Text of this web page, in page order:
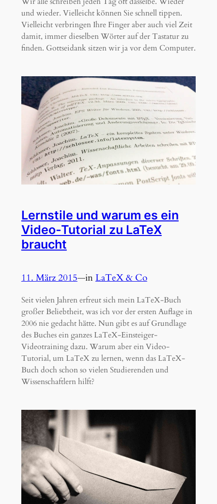
und wieder. Vielleicht können Sie schnell tippen.
Vielleicht verbringen Ihre Finger aber auch viel Zeit
damit, immer dieselben Wörter auf der Tastatur zu
finden. Gottseidank sitzen wir ja vor dem Computer.
Lernstile und warum es ein
Video-Tutorial zu LaTeX
braucht
11. März 2015—inLaTeX & Co
Seit vielen Jahren erfreut sich mein LaTeX-Buch
großer Beliebtheit, was ich vor der ersten Auflage in
2006 nie gedacht hätte. Nun gibt es auf Grundlage
des Buches ein ganzes LaTeX-Einsteiger-
Videotraining dazu. Warum aber ein Video-
Tutorial, um LaTeX zu lernen, wenn das LaTeX-
Buch doch schon so vielen Studierenden und
Wissenschaftlern hilft?